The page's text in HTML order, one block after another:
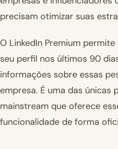
precisam otimizar suas
O LinkedIn Premium
seu perfil nos últimos 90
informações sobre essas
empresa. É uma das únicas
mainstream que oferece
funcionalidade de forma